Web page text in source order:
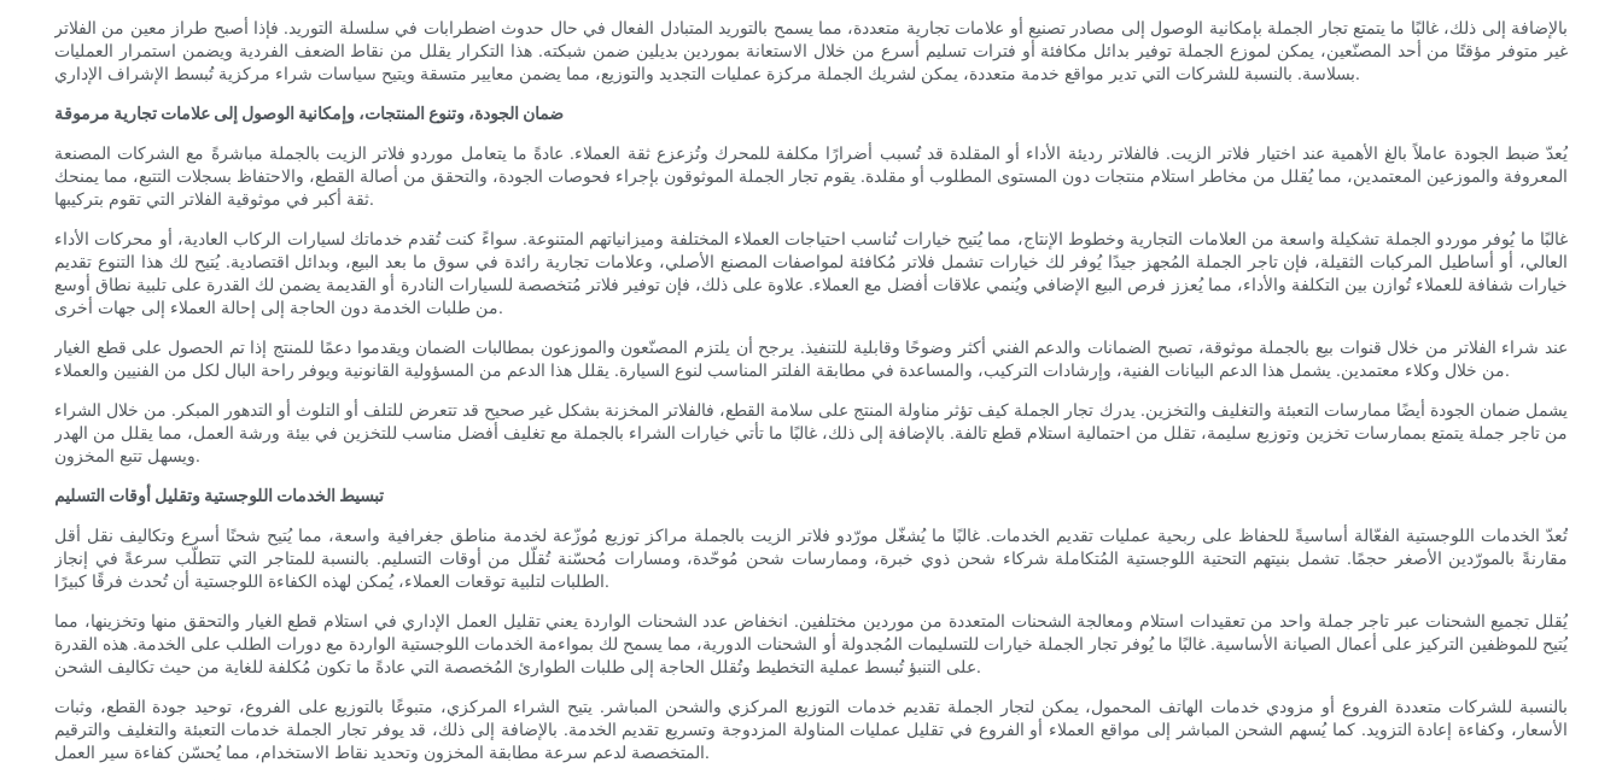
بالإضافة إلى ذلك، غالبًا ما يتمتع تجار الجملة بإمكانية الوصول إلى مصادر تصنيع أو علامات تجارية متعددة، مما يسمح بالتوريد المتبادل الفعال في حال حدوث اضطرابات في سلسلة التوريد. فإذا أصبح طراز معين من الفلاتر
غير متوفر مؤقتًا من أحد المصنّعين، يمكن لموزع الجملة توفير بدائل مكافئة أو فترات تسليم أسرع من خلال الاستعانة بموردين بديلين ضمن شبكته. هذا التكرار يقلل من نقاط الضعف الفردية ويضمن استمرار العمليات
بسلاسة. بالنسبة للشركات التي تدير مواقع خدمة متعددة، يمكن لشريك الجملة مركزة عمليات التجديد والتوزيع، مما يضمن معايير متسقة ويتيح سياسات شراء مركزية تُبسط الإشراف الإداري.
ضمان الجودة، وتنوع المنتجات، وإمكانية الوصول إلى علامات تجارية مرموقة
يُعدّ ضبط الجودة عاملاً بالغ الأهمية عند اختيار فلاتر الزيت. فالفلاتر رديئة الأداء أو المقلدة قد تُسبب أضرارًا مكلفة للمحرك وتُزعزع ثقة العملاء. عادةً ما يتعامل موردو فلاتر الزيت بالجملة مباشرةً مع الشركات المصنعة
المعروفة والموزعين المعتمدين، مما يُقلل من مخاطر استلام منتجات دون المستوى المطلوب أو مقلدة. يقوم تجار الجملة الموثوقون بإجراء فحوصات الجودة، والتحقق من أصالة القطع، والاحتفاظ بسجلات التتبع، مما يمنحك
ثقة أكبر في موثوقية الفلاتر التي تقوم بتركيبها.
غالبًا ما يُوفر موردو الجملة تشكيلة واسعة من العلامات التجارية وخطوط الإنتاج، مما يُتيح خيارات تُناسب احتياجات العملاء المختلفة وميزانياتهم المتنوعة. سواءً كنت تُقدم خدماتك لسيارات الركاب العادية، أو محركات الأداء
العالي، أو أساطيل المركبات الثقيلة، فإن تاجر الجملة المُجهز جيدًا يُوفر لك خيارات تشمل فلاتر مُكافئة لمواصفات المصنع الأصلي، وعلامات تجارية رائدة في سوق ما بعد البيع، وبدائل اقتصادية. يُتيح لك هذا التنوع تقديم
خيارات شفافة للعملاء تُوازن بين التكلفة والأداء، مما يُعزز فرص البيع الإضافي ويُنمي علاقات أفضل مع العملاء. علاوة على ذلك، فإن توفير فلاتر مُتخصصة للسيارات النادرة أو القديمة يضمن لك القدرة على تلبية نطاق أوسع
من طلبات الخدمة دون الحاجة إلى إحالة العملاء إلى جهات أخرى.
عند شراء الفلاتر من خلال قنوات بيع بالجملة موثوقة، تصبح الضمانات والدعم الفني أكثر وضوحًا وقابلية للتنفيذ. يرجح أن يلتزم المصنّعون والموزعون بمطالبات الضمان ويقدموا دعمًا للمنتج إذا تم الحصول على قطع الغيار
من خلال وكلاء معتمدين. يشمل هذا الدعم البيانات الفنية، وإرشادات التركيب، والمساعدة في مطابقة الفلتر المناسب لنوع السيارة. يقلل هذا الدعم من المسؤولية القانونية ويوفر راحة البال لكل من الفنيين والعملاء.
يشمل ضمان الجودة أيضًا ممارسات التعبئة والتغليف والتخزين. يدرك تجار الجملة كيف تؤثر مناولة المنتج على سلامة القطع، فالفلاتر المخزنة بشكل غير صحيح قد تتعرض للتلف أو التلوث أو التدهور المبكر. من خلال الشراء
من تاجر جملة يتمتع بممارسات تخزين وتوزيع سليمة، تقلل من احتمالية استلام قطع تالفة. بالإضافة إلى ذلك، غالبًا ما تأتي خيارات الشراء بالجملة مع تغليف أفضل مناسب للتخزين في بيئة ورشة العمل، مما يقلل من الهدر
ويسهل تتبع المخزون.
تبسيط الخدمات اللوجستية وتقليل أوقات التسليم
تُعدّ الخدمات اللوجستية الفعّالة أساسيةً للحفاظ على ربحية عمليات تقديم الخدمات. غالبًا ما يُشغّل مورّدو فلاتر الزيت بالجملة مراكز توزيع مُوزّعة لخدمة مناطق جغرافية واسعة، مما يُتيح شحنًا أسرع وتكاليف نقل أقل
مقارنةً بالمورّدين الأصغر حجمًا. تشمل بنيتهم ​​التحتية اللوجستية المُتكاملة شركاء شحن ذوي خبرة، وممارسات شحن مُوحّدة، ومسارات مُحسّنة تُقلّل من أوقات التسليم. بالنسبة للمتاجر التي تتطلّب سرعةً في إنجاز
الطلبات لتلبية توقعات العملاء، يُمكن لهذه الكفاءة اللوجستية أن تُحدث فرقًا كبيرًا.
يُقلل تجميع الشحنات عبر تاجر جملة واحد من تعقيدات استلام ومعالجة الشحنات المتعددة من موردين مختلفين. انخفاض عدد الشحنات الواردة يعني تقليل العمل الإداري في استلام قطع الغيار والتحقق منها وتخزينها، مما
يُتيح للموظفين التركيز على أعمال الصيانة الأساسية. غالبًا ما يُوفر تجار الجملة خيارات للتسليمات المُجدولة أو الشحنات الدورية، مما يسمح لك بمواءمة الخدمات اللوجستية الواردة مع دورات الطلب على الخدمة. هذه القدرة
على التنبؤ تُبسط عملية التخطيط وتُقلل الحاجة إلى طلبات الطوارئ المُخصصة التي عادةً ما تكون مُكلفة للغاية من حيث تكاليف الشحن.
بالنسبة للشركات متعددة الفروع أو مزودي خدمات الهاتف المحمول، يمكن لتجار الجملة تقديم خدمات التوزيع المركزي والشحن المباشر. يتيح الشراء المركزي، متبوعًا بالتوزيع على الفروع، توحيد جودة القطع، وثبات
الأسعار، وكفاءة إعادة التزويد. كما يُسهم الشحن المباشر إلى مواقع العملاء أو الفروع في تقليل عمليات المناولة المزدوجة وتسريع تقديم الخدمة. بالإضافة إلى ذلك، قد يوفر تجار الجملة خدمات التعبئة والتغليف والترقيم
المتخصصة لدعم سرعة مطابقة المخزون وتحديد نقاط الاستخدام، مما يُحسّن كفاءة سير العمل.